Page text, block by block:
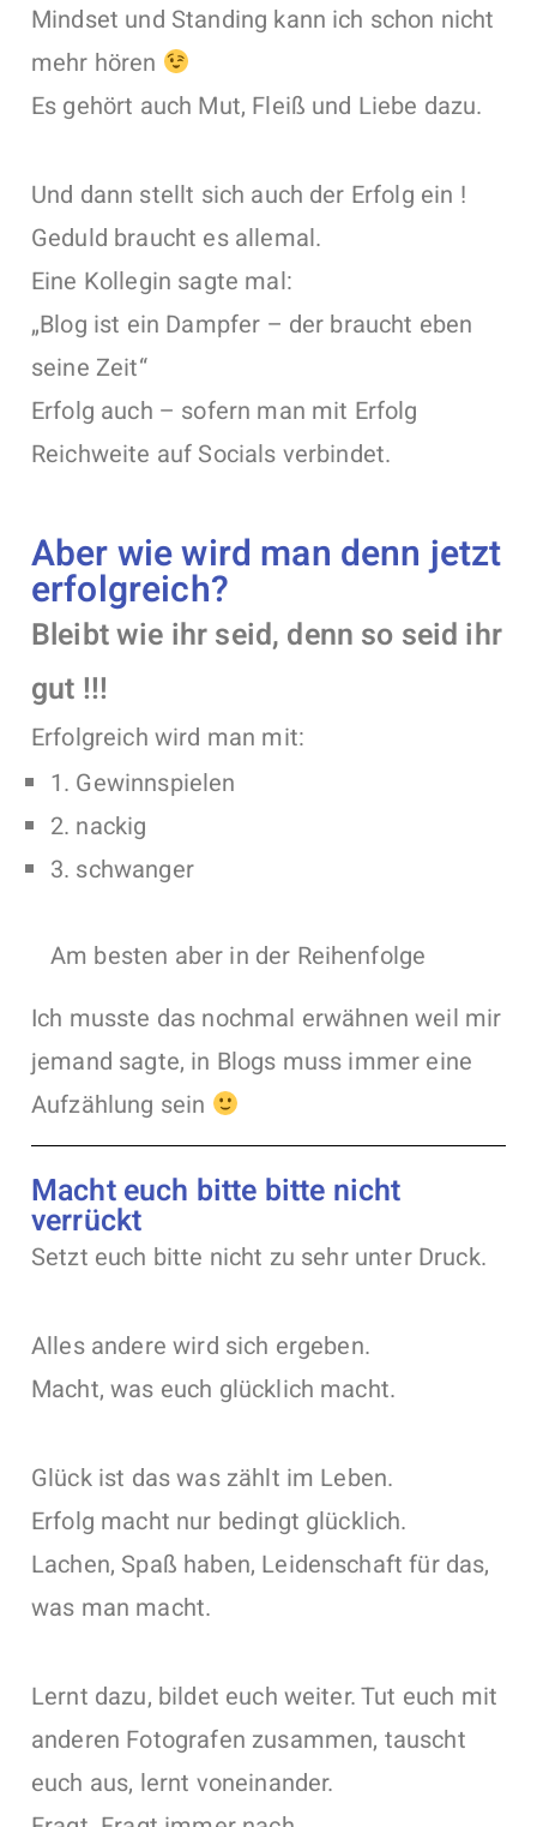
Mindset und Standing kann ich schon nicht
mehr hören
Es gehört auch Mut, Fleiß und Liebe dazu.
Und dann stellt sich auch der Erfolg ein !
Geduld braucht es allemal.
Eine Kollegin sagte mal:
„Blog ist ein Dampfer – der braucht eben
seine Zeit“
Erfolg auch – sofern man mit Erfolg
Reichweite auf Socials verbindet.
Aber wie wird man denn jetzt
erfolgreich?
Bleibt wie ihr seid, denn so seid ihr
gut !!!
Erfolgreich wird man mit:
1. Gewinnspielen
2. nackig
3. schwanger
Am besten aber in der Reihenfolge
Ich musste das nochmal erwähnen weil mir
jemand sagte, in Blogs muss immer eine
Aufzählung sein
Macht euch bitte bitte nicht
verrückt
Setzt euch bitte nicht zu sehr unter Druck.
Alles andere wird sich ergeben.
Macht, was euch glücklich macht.
Glück ist das was zählt im Leben.
Erfolg macht nur bedingt glücklich.
Lachen, Spaß haben, Leidenschaft für das,
was man macht.
Lernt dazu, bildet euch weiter. Tut euch mit
anderen Fotografen zusammen, tauscht
euch aus, lernt voneinander.